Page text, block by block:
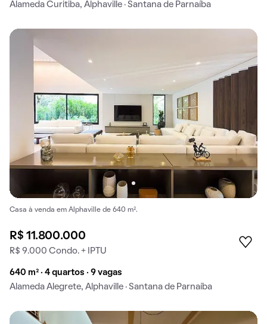
Alameda Curitiba, Alphaville · Santana de Parnaíba
Casa à venda em Alphaville de 640 m².
R$ 11.800.000
R$ 9.000 Condo. + IPTU
640 m² · 4 quartos · 9 vagas
Alameda Alegrete, Alphaville · Santana de Parnaíba